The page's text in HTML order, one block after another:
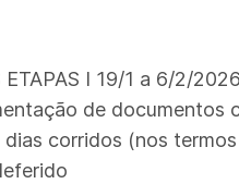
ETAPAS I 19/1 a 6/2/
de
dias corridos (nos